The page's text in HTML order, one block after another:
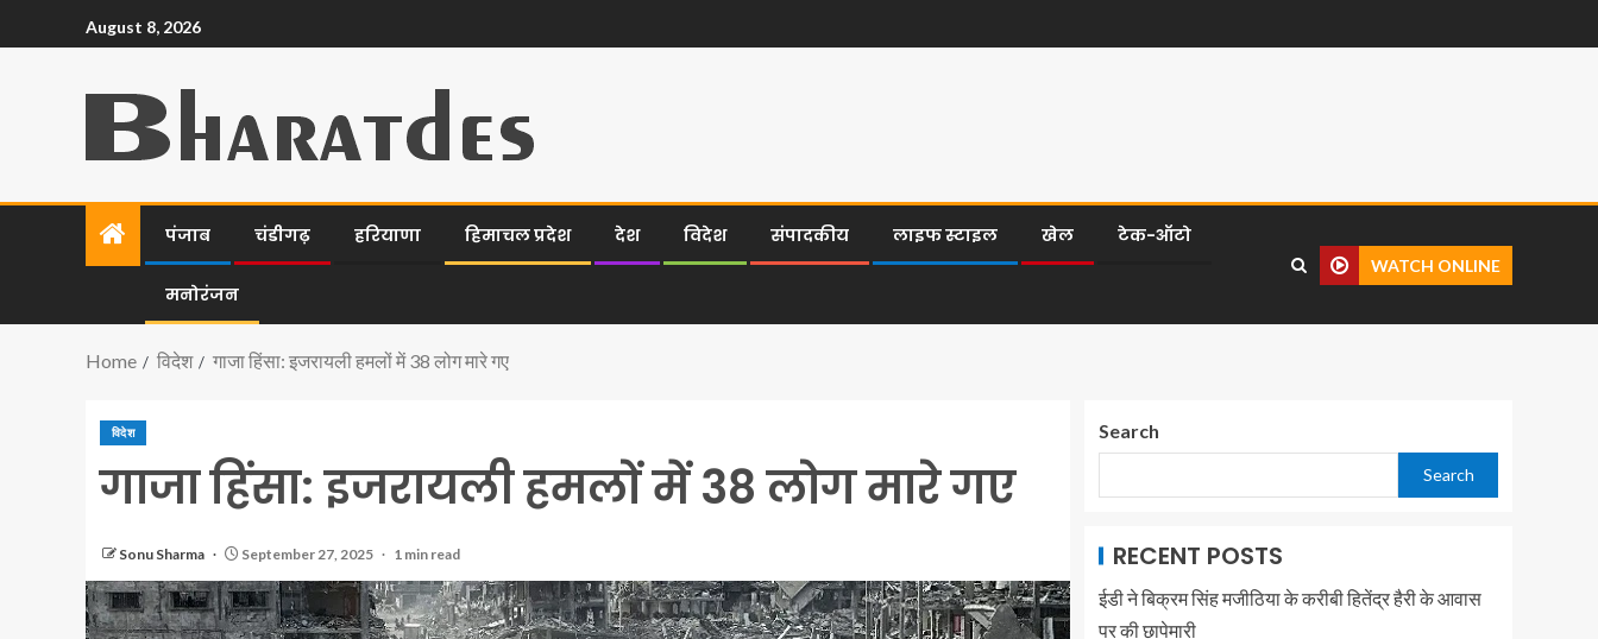
August 8, 2026
पंजाब चंडीगढ़ हरियाणा हिमाचल प्रदेश देश विदेश संपादकीय लाइफ स्टाइल खेल टेक-ऑटो
मनोरंजन
WATCH ONLINE
Home विदेश गाजा हिंसा: इजरायली हमलों में 38 लोग मारे गए
विदेश
गाजा हिंसा: इजरायली हमलों में 38 लोग मारे गए
Sonu Sharma September 27, 2025 1 min read
Search
Search
RECENT POSTS
ईडी ने बिक्रम सिंह मजीठिया के करीबी हितेंद्र हैरी के आवास
पर की छापेमारी